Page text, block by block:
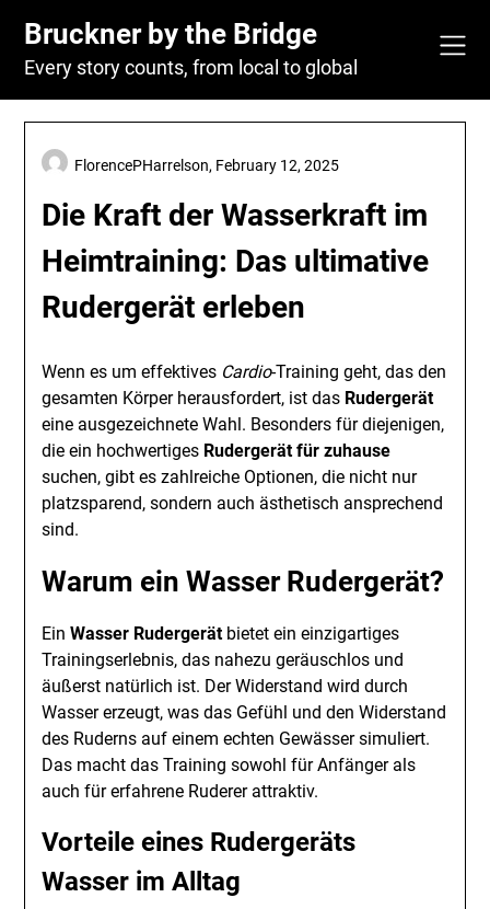
content
Bruckner by the Bridge
Every story counts, from local to global
Die Kraft der Wasserkraft im
Heimtraining: Das ultimative
Rudergerät erleben
FlorencePHarrelson, February 12, 2025
Wenn es um effektives Cardio-Training geht, das den
gesamten Körper herausfordert, ist das Rudergerät
eine ausgezeichnete Wahl. Besonders für diejenigen,
die ein hochwertiges Rudergerät für zuhause
suchen, gibt es zahlreiche Optionen, die nicht nur
platzsparend, sondern auch ästhetisch ansprechend
sind.
Warum einWasser Rudergerät?
EinWasser Rudergerätbietet ein einzigartiges
Trainingserlebnis, das nahezu geräuschlos und
äußerst natürlich ist. Der Widerstand wird durch
Wasser erzeugt, was das Gefühl und den Widerstand
des Ruderns auf einem echten Gewässer simuliert.
Das macht das Training sowohl für Anfänger als
auch für erfahrene Ruderer attraktiv.
Vorteile eines Rudergeräts
Wasser im Alltag